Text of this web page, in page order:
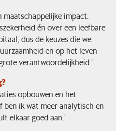
maatschappelijke impact.
én over een leefbare
dus de keuzes die we
en op het leven
verantwoordelijkheid.'
opbouwen en het
ben ik wat meer analytisch en
elkaar goed aan.'